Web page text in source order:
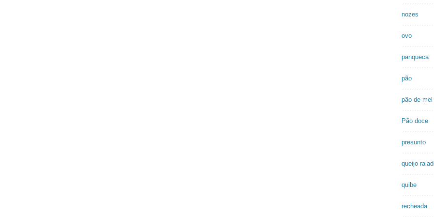
nozes
ovo
panqueca
pão
pão de mel
Pão doce
presunto
queijo
quibe
recheada